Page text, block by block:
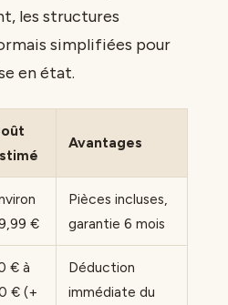
les structures
simplifiées pour
en état.
Avantages
€
Pièces incluses,
garantie 6 mois
€ à
€ (+
Déduction
immédiate du